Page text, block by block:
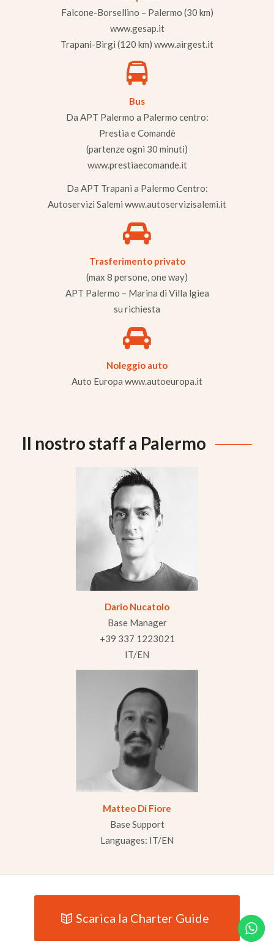
Falcone-Borsellino – Palermo (30 km)
www.gesap.it
Trapani-Birgi (120 km) www.airgest.it
Bus
Da APT Palermo a Palermo centro:
Prestia e Comandè
(partenze ogni 30 minuti)
www.prestiaecomande.it
Da APT Trapani a Palermo Centro:
Autoservizi Salemi www.autoservizisalemi.it
Trasferimento privato
(max 8 persone, one way)
APT Palermo – Marina di Villa lgiea
su richiesta
Noleggio auto
Auto Europa www.autoeuropa.it
Il nostro staff a Palermo
Dario Nucatolo
Base Manager
+39 337 1223021
IT/EN​
Matteo Di Fiore
Base Support
Languages: IT/EN
Scarica la Charter Guide